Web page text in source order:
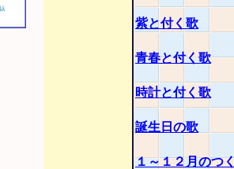
紫と付く歌
青春と付く歌
時計と付く歌
誕生日の歌
１～１２月のつ